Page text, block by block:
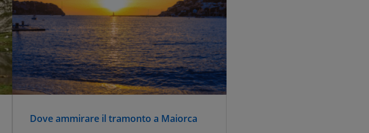
Dove ammirare il tramonto a Maiorca